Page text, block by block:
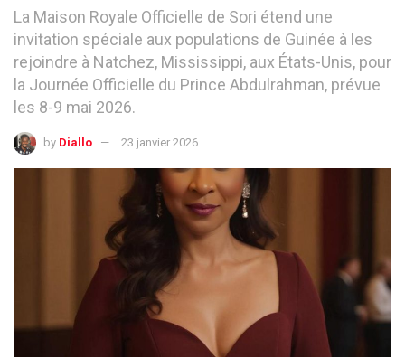
La Maison Royale Officielle de Sori étend une
invitation spéciale aux populations de Guinée à les
rejoindre à Natchez, Mississippi, aux États-Unis, pour
la Journée Officielle du Prince Abdulrahman, prévue
les 8-9 mai 2026.
by Diallo 23 janvier 2026